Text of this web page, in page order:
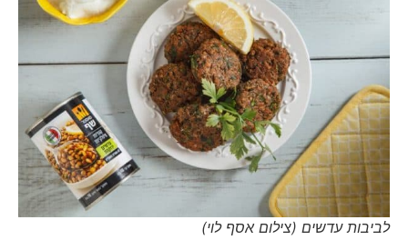
לביבות עדשים (צילום אסף לוי)